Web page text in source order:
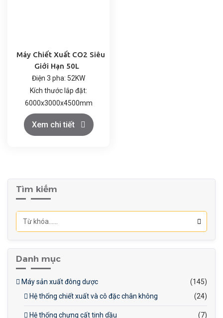
hoạt động ổn định và an
Máy Chiết Xuất CO2 Siêu
Giới Hạn 50L
Điện 3 pha: 52KW
Kích thước lắp đặt:
6000x3000x4500mm
Khí CO2: Loại thực phẩm
≥99.5%, trọng lượng bình
Xem chi tiết
Tìm kiếm
Danh mục
Máy sản xuất đông dược
(145)
Hệ thống chiết xuất và cô đặc chân không
(24)
Hệ thống chưng cất tinh dầu (7)